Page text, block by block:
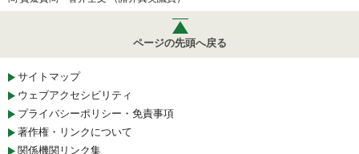
ページの先頭へ戻る
サイトマップ
ウェブアクセシビリティ
プライバシーポリシー・免責事項
著作権・リンクについて
関係機関リンク集